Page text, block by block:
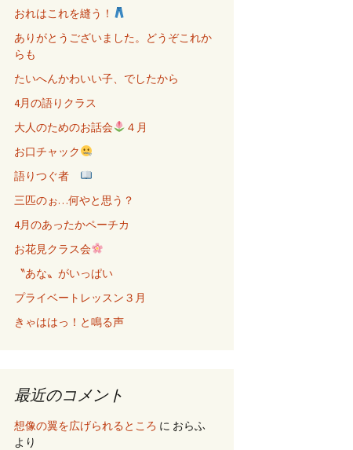
おれはこれを縫う！
ありがとうございました。どうぞこれか
らも
たいへんかわいい子、でしたから
4月の語りクラス
大人のためのお話会
４月
お口チャック
語りつぐ者
三匹のぉ…何やと思う？
4月のあったかペーチカ
お花見クラス会
〝あな〟がいっぱい
プライベートレッスン３月
きゃははっ！と鳴る声
最近のコメント
想像の翼を広げられるところ に おらふ
より